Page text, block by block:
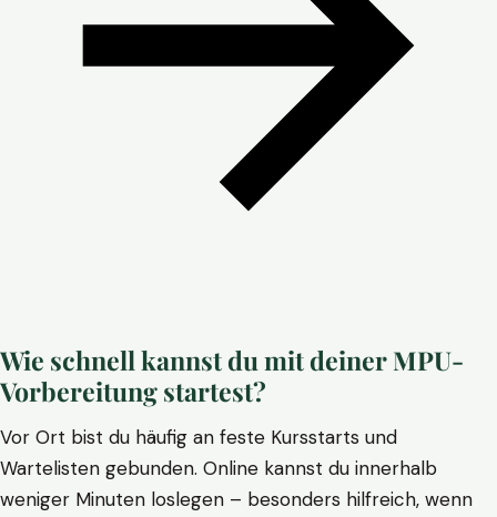
Wie schnell kannst du mit deiner MPU-
Vorbereitung startest?
Vor Ort bist du häufig an feste Kursstarts und
Wartelisten gebunden. Online kannst du innerhalb
weniger Minuten loslegen – besonders hilfreich, wenn